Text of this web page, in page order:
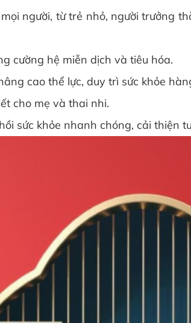
người, từ trẻ nhỏ, người trưởng
hệ miễn dịch và tiêu hóa.
cao thể lực, duy trì sức khỏe
cho mẹ và thai nhi.
khỏe nhanh chóng, cải thiện